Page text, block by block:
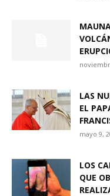
LAS
EL
mayo 9,
LOS
QUE